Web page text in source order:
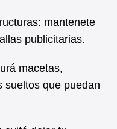
mantenete
publicitarias.
macetas,
sueltos que puedan